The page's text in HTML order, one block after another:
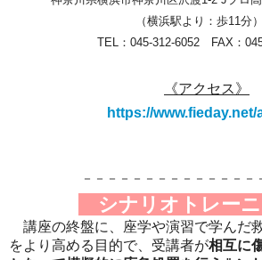
（横浜駅より：歩11分）
TEL：045-312-6052 FAX：
《アクセス》
https://www.fieday.net/
－－－－－－－－－－－－－－
シナリオトレー
講座の終盤に、座学や演習で学んだ
をより高める目的で、受講者が相互に